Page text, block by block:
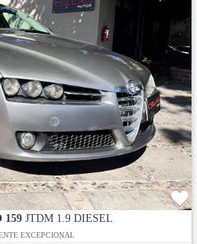
159 JTDM 1.9 DIESEL
EXCEPCIONAL